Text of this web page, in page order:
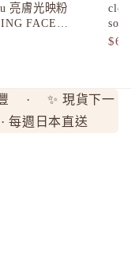
Rachel
S
SHIRO
亮膚光映粉
FACE
10g
cle
豐 · ✨ 現貨下一
每週日本直送